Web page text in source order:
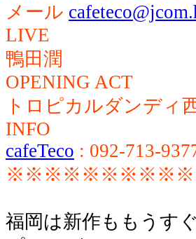
メール
LIVE
鴨田潤
OPENING ACT
トロピカルダンディ
INFO
cafeTeco : 092-713-
福岡は新作ももうす